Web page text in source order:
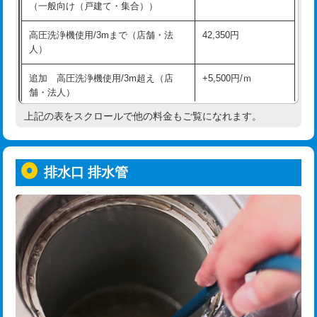
※給水管工事は20mmまでの価格です。
給水管工事※（保温材使用（バンド止
め込み）)
5,500円
給水管工事※（土の掘削・埋め戻し作
業)
11,000円
給水管工事※（塩ビ管（VP・HI）使
用/3ｍまで)
用（追加）/3ｍ超え)
給水管工事※（ライニング鋼管・銅
管・ポリ管・HT管使用/3ｍまで)
44,000円
給水管工事※（ライニング鋼管・銅
管・ポリ管・HT管使用/3ｍ超え)
+8,800円
排水管工事（土の掘削・埋め戻し作
業）
11,000円~
（一般向け（戸建て・集合））
高圧洗浄機使用/3mまで（店舗・法
人）
42,350円
追加 高圧洗浄機使用/3m超え（店
舗・法人）
+5,500円/ｍ
高度高圧洗浄換 現地調査
トーラー機使用/3mまで
追加トーラー機使用/3m超え +3,300円
カメラ調査 33,000円
桝清掃 8,800円
止水・漏水調査・防水処理・清掃・修
理・調整・分解・加工など（軽作業）
11,000円
上記の表をスクロールで他の料金もご覧になれます。
排水口 排水管